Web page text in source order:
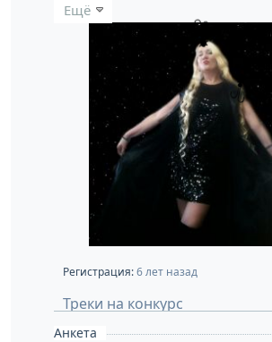
Ещё
Регистрация:6 лет назад
Треки на конкурс
Анкета